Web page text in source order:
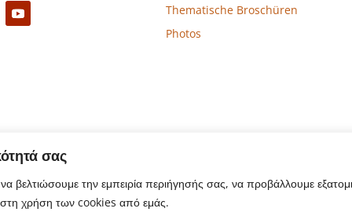
σας
βελτιώσουμε την εμπειρία περιήγησής σας, να προβάλλουμε
χρήση των cookies από εμάς.
Thematische Broschüren
Photos
Website-Design – Entwicklung